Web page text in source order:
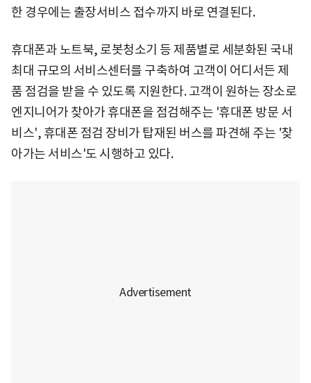
한 경우에는 출장서비스 접수까지 바로 연결된다.
휴대폰과 노트북, 로봇청소기 등 제품별로 세분화된 국내
최대 규모의 서비스센터를 구축하여 고객이 어디서든 제
품 점검을 받을 수 있도록 지원한다. 고객이 원하는 장소로
엔지니어가 찾아가 휴대폰을 점검해주는 '휴대폰 방문 서
비스', 휴대폰 점검 장비가 탑재된 버스를 파견해 주는 '찾
아가는 서비스'도 시행하고 있다.